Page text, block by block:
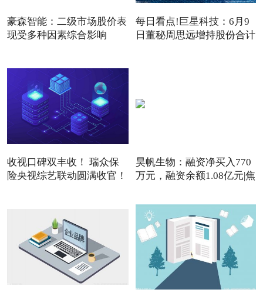
豪森智能：二级市场股价表
现受多种因素综合影响
每日看点!巨星科技：6月9
日董秘周思远增持股份合计
收视口碑双丰收！ 瑞众保
险央视综艺联动圆满收官！
昊帆生物：融资净买入770
万元，融资余额1.08亿元|焦